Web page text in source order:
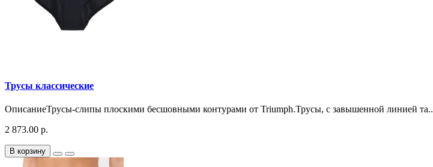
Трусы классические
ОписаниеТрусы-слипы плоскими бесшовными контурами от Triumph.Трусы, с завышенной линией та..
2 873.00 р.
В корзину